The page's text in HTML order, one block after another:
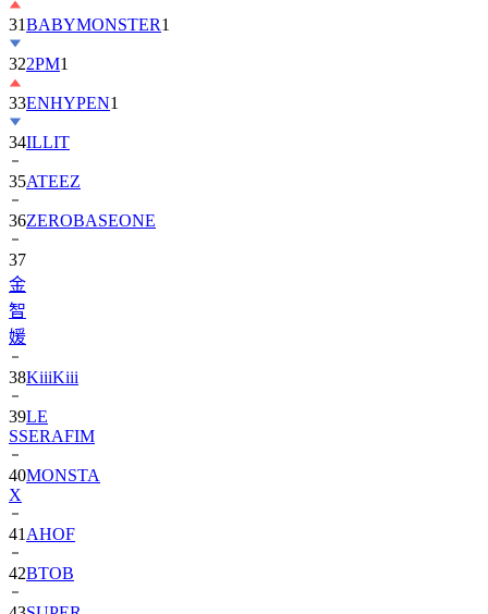
322PM1
33ENHYPEN
34ILLIT
35ATEEZ
36ZEROBASEONE
37
金
智
媛
38
39LE
SSERAFIM
40MONSTA
X
41
42 BTOB
43SUPER
JUNIOR